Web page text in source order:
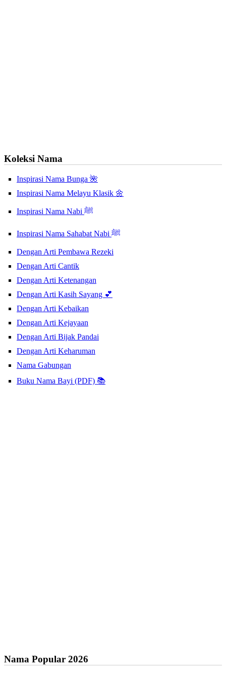
Koleksi Nama
Inspirasi Nama Bunga 🌺
Inspirasi Nama Melayu Klasik 🌼
Inspirasi Nama Nabi ﷺ
Inspirasi Nama Sahabat Nabi ﷺ
Dengan Arti Pembawa Rezeki
Dengan Arti Cantik
Dengan Arti Ketenangan
Dengan Arti Kasih Sayang 💕
Dengan Arti Kebaikan
Dengan Arti Kejayaan
Dengan Arti Bijak Pandai
Dengan Arti Keharuman
Nama Gabungan
Buku Nama Bayi (PDF) 📚
Nama Popular 2026